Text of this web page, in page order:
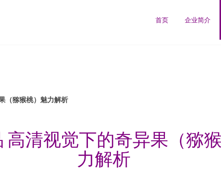
首页 企业简介
（猕猴桃）魅力解析
高清视觉下的奇异果（猕
力解析